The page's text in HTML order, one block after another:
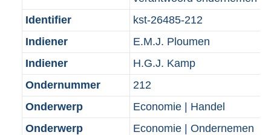
b
Identifier
kst-26485-212
Indiener
E.M.J. Ploumen
Indiener
H.G.J. Kamp
Ondernummer
212
Onderwerp
Economie | Handel
Onderwerp
Economie | Ondernemen